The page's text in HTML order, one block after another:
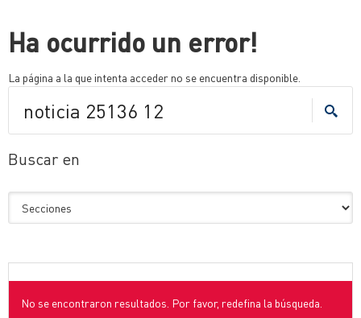
Ha ocurrido un error!
La página a la que intenta acceder no se encuentra disponible.
Buscar en
No se encontraron resultados. Por favor, redefina la búsqueda.